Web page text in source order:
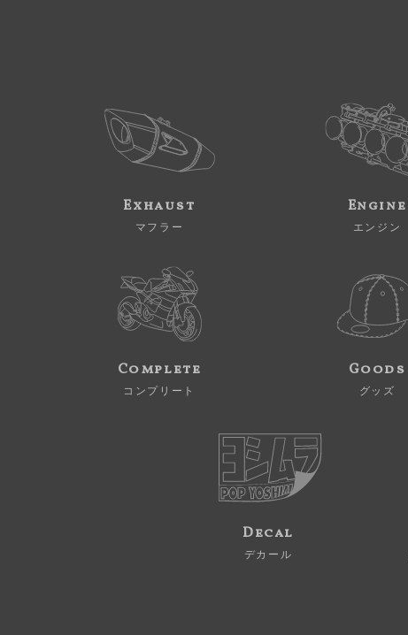
Exhaust
マフラー
Engine
エンジン
Complete
コンプリート
Goods
グッズ
Decal
デカール